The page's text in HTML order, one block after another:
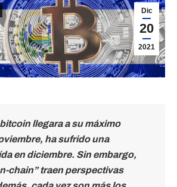
Dic
20
2021
llegara a su máximo
ha sufrido una
en diciembre. Sin embargo,
chain” traen perspectivas